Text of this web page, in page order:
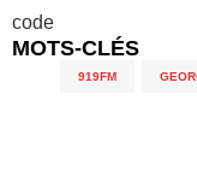
code
MOTS-CLÉS
919FM